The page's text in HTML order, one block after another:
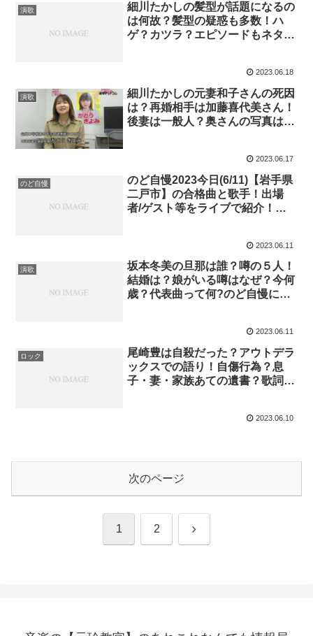
演歌
細川たかしの髪型が話題になるの
は何故？髪型の疑惑も多数！ハ
ゲ？カツラ？エピソードもネタに
2023.06.18
演歌
細川たかしの元妻和子さんの死因
は？再婚相手は加藤喜代美さん！
後妻は一般人？奥さんの写真は？
2023.06.17
のど自慢
のど自慢2023今日(6/11)【岩手県
二戸市】の合格曲と歌手！出場
者/ゲスト等をライブで紹介！見
2023.06.11
演歌
坂本冬美の旦那は誰？噂の５人！
結婚は？娘がいる噂はなぜ？今何
歳？代表曲って何?のど自慢に再
2023.06.11
ロック
尾崎豊は自殺だった？アウトデラ
ックスでの語り！自傷行為？息
子・妻・家族あての遺書？歌詞？
2023.06.10
次のページ
1 2 次